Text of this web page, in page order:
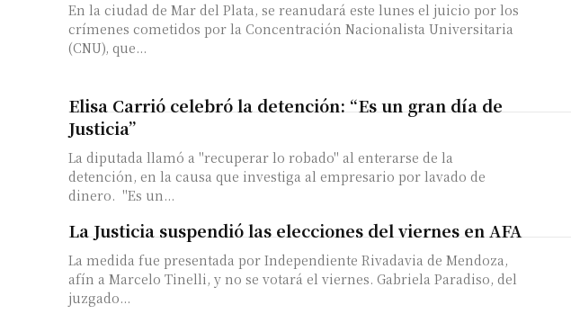
En la ciudad de Mar del Plata, se reanudará este lunes el juicio por los
crímenes cometidos por la Concentración Nacionalista Universitaria
(CNU), que...
Elisa Carrió celebró la detención: “Es un gran día de
Justicia”
La diputada llamó a "recuperar lo robado" al enterarse de la
detención, en la causa que investiga al empresario por lavado de
dinero. "Es un...
La Justicia suspendió las elecciones del viernes en AFA
La medida fue presentada por Independiente Rivadavia de Mendoza,
afín a Marcelo Tinelli, y no se votará el viernes. Gabriela Paradiso, del
juzgado...